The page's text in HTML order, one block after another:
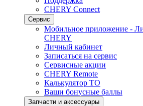
CHERY Connect
Сервис
Мобильное приложение -
CHERY
Личный кабинет
Записаться на сервис
Сервисные акции
CHERY Remote
Калькулятор ТО
Ваши бонусные баллы
Запчасти и аксессуары